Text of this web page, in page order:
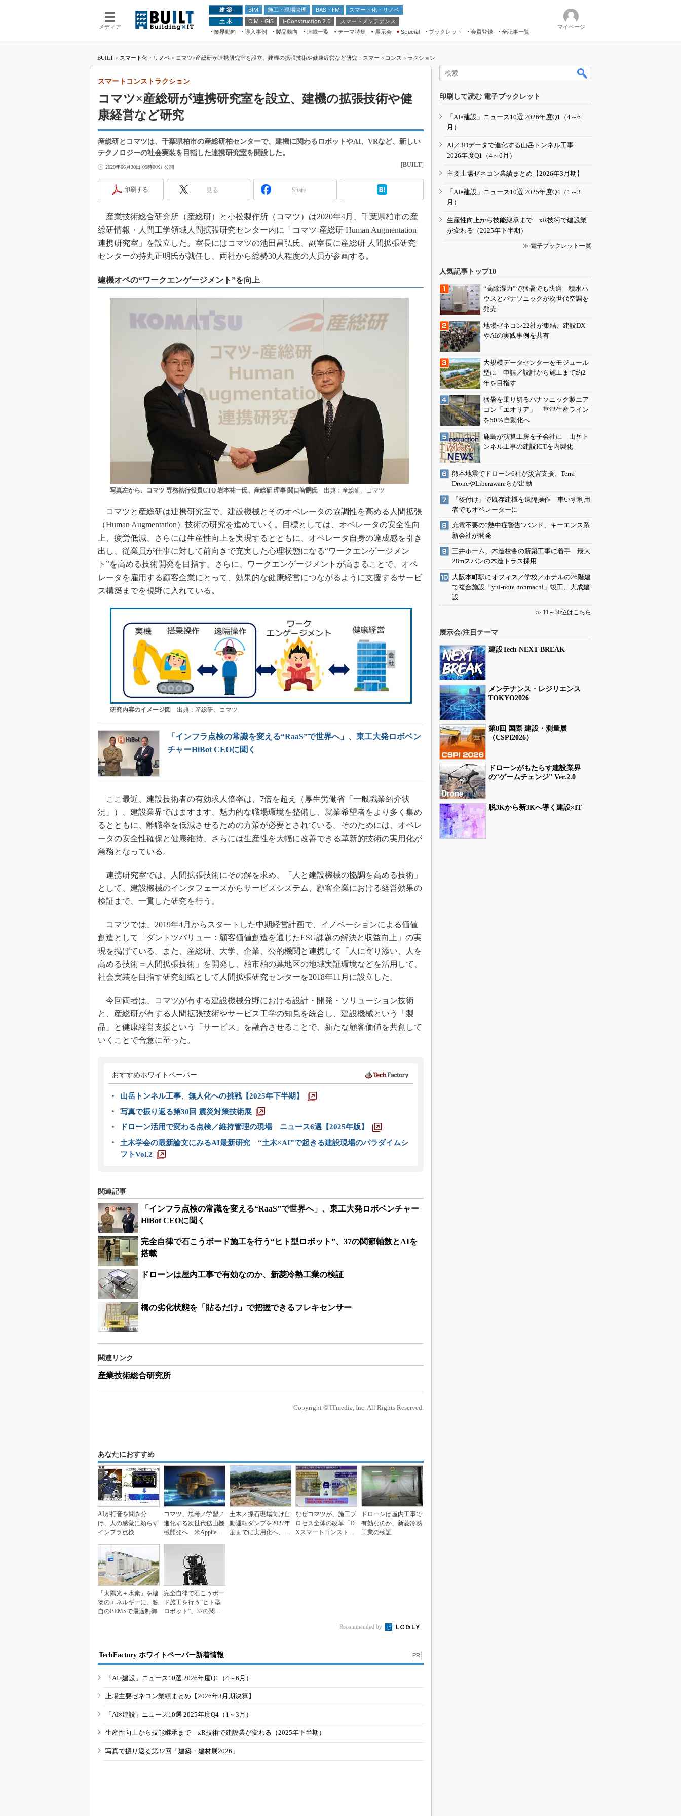
メディア
建 築 BIM 施工・現場管理 BAS・FM
スマート化・リノベ
土 木
CIM・GIS i-Construction 2.0
スマートメンテナンス
業界動向
導入事例 製品動向 連載一覧
テーマ特集
ドローンがもたらす建設業界の“ゲー
ムチェンジ” Ver.2.0
“Society5.0”時代のスマートビル
展示会
第8回 国際 建設・測量展
築・土木・不動産の先端技術展－
メンテナンス・レジリエンスOSAKA
日本 ものづくりワールド 2020
IGAS2018
Special ブックレット 会員登録 全記事一覧
マイページ
BUILT > スマート化・リノベ > コマツ×産総研が連携研究室を設立、建機の拡張技術や健康経営など研究：スマートコンストラクション
コマツ×産総研が連携研究室を設立、建機の拡張技術や健
康経営など研究
スマートコンストラクション
産総研とコマツは、千葉県柏市の産総研柏センターで、建機に関わるロボットやAI、VRなど、新しい
テクノロジーの社会実装を目指した連携研究室を開設した。
2020年06月30日 09時00分 公開 [BUILT]
印刷する 見る Share
産業技術総合研究所（産総研）と小松製作所（コマツ）は2020年4月、千葉県柏市の産
総研情報・人間工学領域人間拡張研究センター内に「コマツ-産総研 Human Augmentation
連携研究室」を設立した。室長にはコマツの池田昌弘氏、副室長に産総研 人間拡張研究
センターの持丸正明氏が就任し、両社から総勢30人程度の人員が参画する。
建機オペの“ワークエンゲージメント”を向上
写真左から、コマツ 専務執行役員CTO 岩本祐一氏、産総研 理事 関口智嗣氏出典：産総研、コマツ
コマツと産総研は連携研究室で、建設機械とそのオペレータの協調性を高める人間拡張
（Human Augmentation）技術の研究を進めていく。目標としては、オペレータの安全性向
上、疲労低減、さらには生産性向上を実現するとともに、オペレータ自身の達成感を引き
出し、従業員が仕事に対して前向きで充実した心理状態になる“ワークエンゲージメン
ト”を高める技術開発を目指す。さらに、ワークエンゲージメントが高まることで、オペ
レータを雇用する顧客企業にとって、効果的な健康経営につながるように支援するサービ
ス構築までを視野に入れている。
研究内容のイメージ図 出典：産総研、コマツ
「インフラ点検の常識を変える“RaaS”で世界へ」、東工大発ロボベン
チャーHiBot CEOに聞く
ここ最近、建設技術者の有効求人倍率は、7倍を超え（厚生労働省「一般職業紹介状
況」）、建設業界ではますます、魅力的な職場環境を整備し、就業希望者をより多く集め
るとともに、離職率を低減させるための方策が必要とされている。そのためには、オペレ
ータの安全性確保と健康維持、さらには生産性を大幅に改善できる革新的技術の実用化が
急務となっている。
連携研究室では、人間拡張技術にその解を求め、「人と建設機械の協調を高める技術」
として、建設機械のインタフェースからサービスシステム、顧客企業における経営効果の
検証まで、一貫した研究を行う。
コマツでは、2019年4月からスタートした中期経営計画で、イノベーションによる価値
創造として「ダントツバリュー：顧客価値創造を通じたESG課題の解決と収益向上」の実
現を掲げている。また、産総研、大学、企業、公的機関と連携して「人に寄り添い、人を
高める技術＝人間拡張技術」を開発し、柏市柏の葉地区の地域実証環境などを活用して、
社会実装を目指す研究組織として人間拡張研究センターを2018年11月に設立した。
今回両者は、コマツが有する建設機械分野における設計・開発・ソリューション技術
と、産総研が有する人間拡張技術やサービス工学の知見を統合し、建設機械という「製
品」と健康経営支援という「サービス」を融合させることで、新たな顧客価値を共創して
いくことで合意に至った。
おすすめホワイトペーパー
山岳トンネル工事、無人化への挑戦【2025年下半期】
写真で振り返る第30回 震災対策技術展
ドローン活用で変わる点検／維持管理の現場 ニュース6選【2025年版】
土木学会の最新論文にみるAI最新研究 “土木×AI”で起きる建設現場のパラダイムシ
フトVol.2
関連記事
「インフラ点検の常識を変える“RaaS”で世界へ」、東工大発ロボベンチャー
HiBot CEOに聞く
完全自律で石こうボード施工を行う“ヒト型ロボット”、37の関節軸数とAIを
搭載
ドローンは屋内工事で有効なのか、新菱冷熱工業の検証
橋の劣化状態を「貼るだけ」で把握できるフレキセンサー
関連リンク
産業技術総合研究所
Copyright © ITmedia, Inc. All Rights Reserved.
あなたにおすすめ
AIが打音を聞き分
け、人の感覚に頼らず
インフラ点検
コマツ、思考／学習／
進化する次世代鉱山機
械開発へ 米Applied I
土木／採石現場向け自
動運転ダンプを2027年
度までに実用化へ、コ
なぜコマツが、施工プ
ロセス全体の改革「D
Xスマートコンストラ
ドローンは屋内工事で
有効なのか、新菱冷熱
工業の検証
「太陽光＋水素」を建
物のエネルギーに、独
自のBEMSで最適制御
完全自律で石こうボー
ド施工を行う“ヒト型
ロボット”、37の関節
Recommended by
TechFactory ホワイトペーパー新着情報 PR
「AI×建設」ニュース10選 2026年度Q1（4～6月）
上場主要ゼネコン業績まとめ【2026年3月期決算】
「AI×建設」ニュース10選 2025年度Q4（1～3月）
生産性向上から技能継承まで xR技術で建設業が変わる（2025年下半期）
写真で振り返る第32回「建築・建材展2026」
印刷して読む 電子ブックレット
「AI×建設」ニュース10選 2026年度Q1（4～6
月）
AI／3Dデータで進化する山岳トンネル工事
2026年度Q1（4～6月）
主要上場ゼネコン業績まとめ【2026年3月期】
「AI×建設」ニュース10選 2025年度Q4（1～3
月）
生産性向上から技能継承まで xR技術で建設業
が変わる（2025年下半期）
≫ 電子ブックレット一覧
人気記事トップ10
“高除湿力”で猛暑でも快適 積水ハ
ウスとパナソニックが次世代空調を
発売
地場ゼネコン22社が集結、建設DX
やAIの実践事例を共有
大規模データセンターをモジュール
型に 申請／設計から施工まで約2
年を目指す
猛暑を乗り切るパナソニック製エア
コン「エオリア」 草津生産ライン
を50％自動化へ
鹿島が演算工房を子会社に 山岳ト
ンネル工事の建設ICTを内製化
熊本地震でドローン6社が災害支援、Terra
DroneやLiberawareらが出動
「後付け」で既存建機を遠隔操作 車いす利用
者でもオペレーターに
充電不要の“熱中症警告”バンド、キーエンス系
新会社が開発
三井ホーム、木造校舎の新築工事に着手 最大
28mスパンの木造トラス採用
大阪本町駅にオフィス／学校／ホテルの26階建
て複合施設「yui-note honmachi」竣工、大成建
設
≫ 11～30位はこちら
展示会/注目テーマ
建設Tech NEXT BREAK
メンテナンス・レジリエンス
TOKYO2026
第8回 国際 建設・測量展
（CSPI2026）
ドローンがもたらす建設業界
の“ゲームチェンジ” Ver.2.0
脱3Kから新3Kへ導く建設×IT